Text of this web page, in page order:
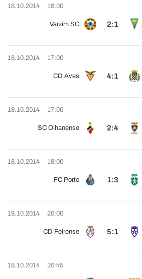
18.10.2014 16:00
Varzim SC 2:1
18.10.2014 17:00
CD Aves 4:1
18.10.2014 17:00
SC Olhanense 2:4
18.10.2014 18:00
FC Porto 1:3
18.10.2014 20:00
CD Feirense 5:1
18.10.2014 20:45